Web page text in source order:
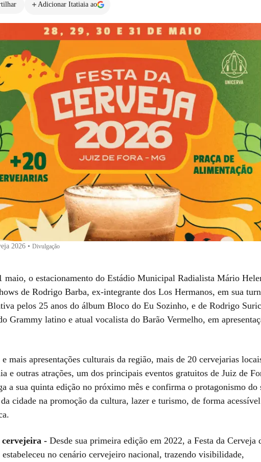
Adicionar Itatiaia ao
2026 • Divulgação
maio, o estacionamento do Estádio Municipal Radialista Mário
de Rodrigo Barba, ex-integrante dos Los Hermanos, em sua
pelos 25 anos do álbum Bloco do Eu Sozinho, e de Rodrigo
Grammy latino e atual vocalista do Barão Vermelho, em
e mais apresentações culturais da região, mais de 20 cervejarias
e outras atrações, um dos principais eventos gratuitos de Juiz de
a sua quinta edição no próximo mês e confirma o protagonismo do
cidade na promoção da cultura, lazer e turismo, de forma
cervejeira - Desde sua primeira edição em 2022, a Festa da Cerveja
estabeleceu no cenário cervejeiro nacional, trazendo visibilidade,